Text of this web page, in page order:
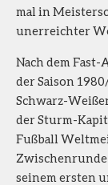
mal in
unerreichter
Nach dem
der Saison
Schwarz-
der Sturm-
Fußball
Zwischenrunde
seinem ersten